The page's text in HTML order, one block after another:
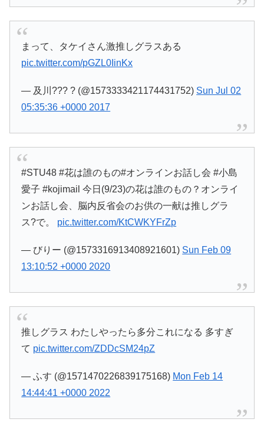
まって、タケイさん激推しグラスある
pic.twitter.com/pGZL0IinKx
— 及川??? ? (@1573333421174431752) Sun Jul 02
05:35:36 +0000 2017
#STU48 #花は誰のもの#オンラインお話し会 #小島
愛子 #kojimail 今日(9/23)の花は誰のもの？オンライ
ンお話し会、脳内反省会のお供の一献は推しグラ
ス?で。 pic.twitter.com/KtCWKYFrZp
— びりー (@1573316913408921601) Sun Feb 09
13:10:52 +0000 2020
推しグラス わたしやったら多分これになる 多すぎ
て pic.twitter.com/ZDDcSM24pZ
— ふす (@1571470226839175168) Mon Feb 14
14:44:41 +0000 2022